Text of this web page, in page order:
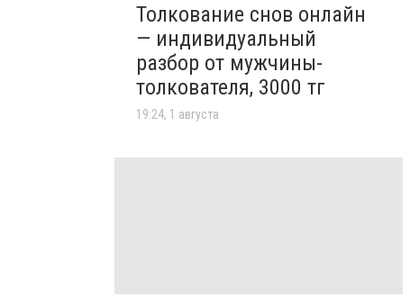
Толкование снов онлайн
— индивидуальный
разбор от мужчины-
толкователя, 3000 тг
19:24, 1 августа